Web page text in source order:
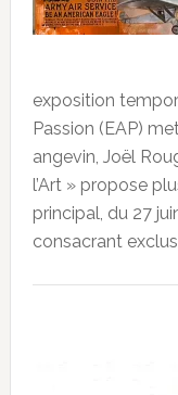
exposition
Passion (EAP)
angevin, Joël
l’Art » propose
principal, du 27
consacrant